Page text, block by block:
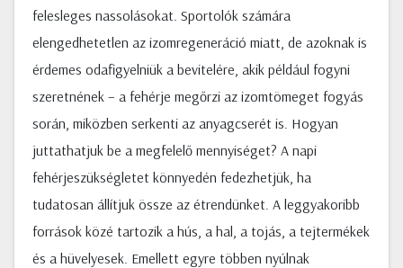
felesleges nassolásokat. Sportolók számára
elengedhetetlen az izomregeneráció miatt, de azoknak is
érdemes odafigyelniük a bevitelére, akik például fogyni
szeretnének – a fehérje megőrzi az izomtömeget fogyás
során, miközben serkenti az anyagcserét is. Hogyan
juttathatjuk be a megfelelő mennyiséget? A napi
fehérjeszükségletet könnyedén fedezhetjük, ha
tudatosan állítjuk össze az étrendünket. A leggyakoribb
források közé tartozik a hús, a hal, a tojás, a tejtermékek
és a hüvelyesek. Emellett egyre többen nyúlnak